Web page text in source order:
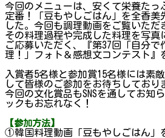
今回のメニューは、安くて栄養たっ
定番！「豆もやしごはん」を全香美
した。今回も調理動画をご覧いただ
その料理過程や完成した料理を写真
ご応募いただく、『第37回「自分で
理！」フォト＆感想文コンテスト』
入賞者5名様と参加賞15名様には素
して皆様のご参加をお待ちしており
今回の文化賞品もSNSを通してお知
ックもお忘れなく！
【参加方法】
①韓国料理動画「豆もやしごはん」